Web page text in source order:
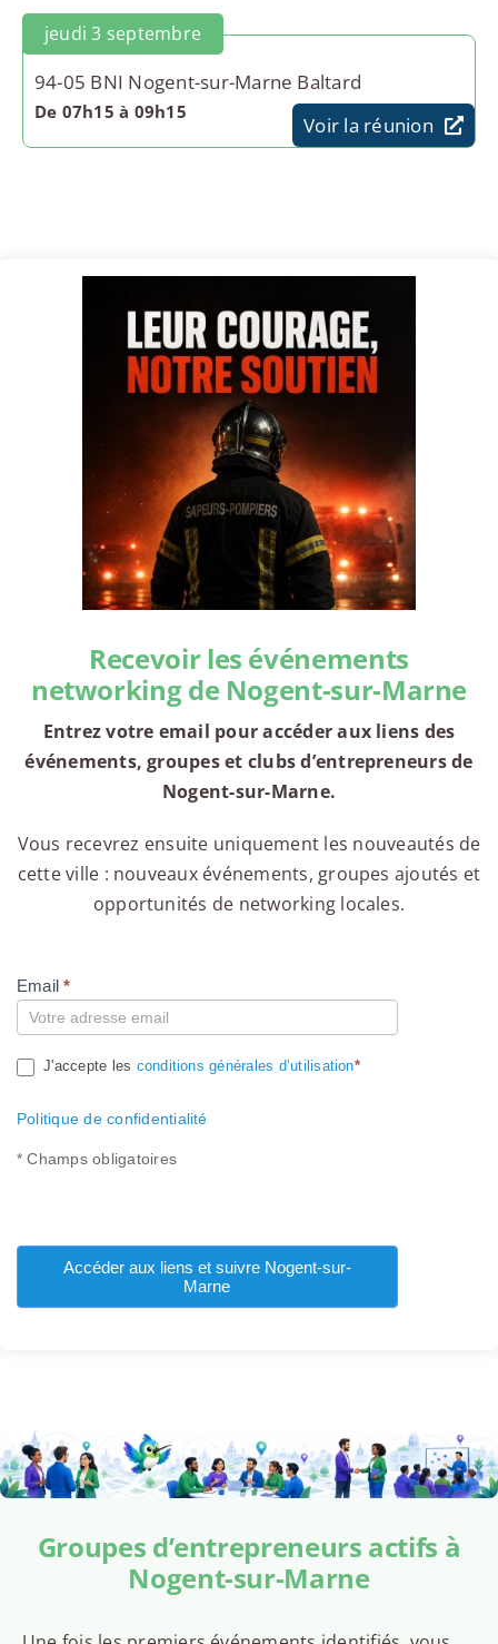
jeudi 3 septembre
94-05 BNI Nogent-sur-Marne Baltard
De 07h15 à 09h15
Voir la réunion
Recevoir les événements
networking de Nogent-sur-Marne
Entrez votre email pour accéder aux liens des
événements, groupes et clubs d’entrepreneurs de
Nogent-sur-Marne.
Vous recevrez ensuite uniquement les nouveautés de
cette ville : nouveaux événements, groupes ajoutés et
opportunités de networking locales.
Compte
Email*
J'accepte les conditions générales d’utilisation*
Politique de confidentialité
* Champs obligatoires
Accéder aux liens et suivre Nogent-sur-
Marne
Groupes d’entrepreneurs actifs à
Nogent-sur-Marne